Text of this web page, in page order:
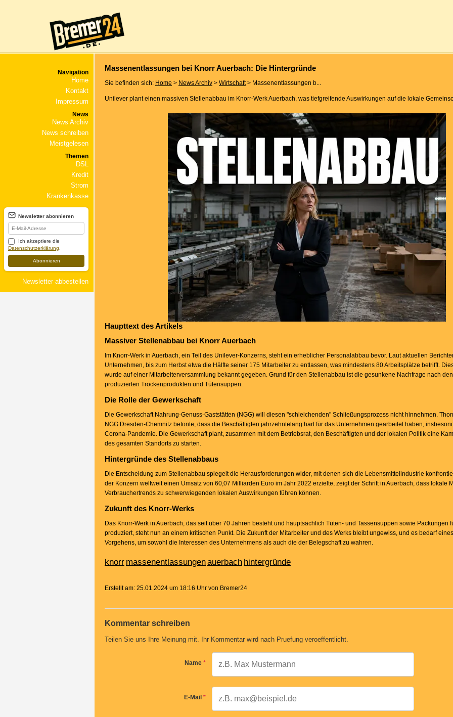
Navigation
Home
Kontakt
Impressum
News
News Archiv
News schreiben
Meistgelesen
Themen
DSL
Kredit
Strom
Krankenkasse
Newsletter abonnieren
Ich akzeptiere die
Datenschutzerklärung
Abonnieren
Newsletter abbestellen
Massenentlassungen bei Knorr Auerbach: Die Hintergründe
Sie befinden sich: Home > News Archiv > Wirtschaft> Massenentlassungen b...
Unilever plant einen massiven Stellenabbau im Knorr-Werk Auerbach, was tiefgreifende Auswirkungen auf die lokale
Haupttext des Artikels
Massiver Stellenabbau bei Knorr Auerbach
Im Knorr-Werk in Auerbach, ein Teil des Unilever-Konzerns, steht ein erheblicher Personalabbau bevor. Laut aktuellen
Unternehmen, bis zum Herbst etwa die Hälfte seiner 175 Mitarbeiter zu entlassen, was mindestens 80 Arbeitsplätze betrifft.
wurde auf einer Mitarbeiterversammlung bekannt gegeben. Grund für den Stellenabbau ist die gesunkene Nachfrage nach
produzierten Trockenprodukten und Tütensuppen.
Die Rolle der Gewerkschaft
Die Gewerkschaft Nahrung-Genuss-Gaststätten (NGG) will diesen "schleichenden" Schließungsprozess nicht hinnehmen.
NGG Dresden-Chemnitz betonte, dass die Beschäftigten jahrzehntelang hart für das Unternehmen gearbeitet haben,
Corona-Pandemie. Die Gewerkschaft plant, zusammen mit dem Betriebsrat, den Beschäftigten und der lokalen Politik eine
des gesamten Standorts zu starten.
Hintergründe des Stellenabbaus
Die Entscheidung zum Stellenabbau spiegelt die Herausforderungen wider, mit denen sich die Lebensmittelindustrie
der Konzern weltweit einen Umsatz von 60,07 Milliarden Euro im Jahr 2022 erzielte, zeigt der Schritt in Auerbach, dass lokale
Verbrauchertrends zu schwerwiegenden lokalen Auswirkungen führen können.
Zukunft des Knorr-Werks
Das Knorr-Werk in Auerbach, das seit über 70 Jahren besteht und hauptsächlich Tüten- und Tassensuppen sowie Packungen
produziert, steht nun an einem kritischen Punkt. Die Zukunft der Mitarbeiter und des Werks bleibt ungewiss, und es bedarf
Vorgehens, um sowohl die Interessen des Unternehmens als auch die der Belegschaft zu wahren.
knorr massenentlassungenauerbach hintergründe
Erstellt am: 25.01.2024 um 18:16 Uhr von Bremer24
Kommentar schreiben
Teilen Sie uns Ihre Meinung mit. Ihr Kommentar wird nach Pruefung veroeffentlicht.
Name *
E-Mail *